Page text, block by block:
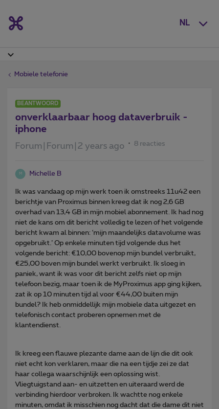
NL
Mobiele telefonie
BEANTWOORD
onverklaarbaar hoog dataverbruik -
iphone
Forum|Forum|2 years ago 8 reacties
M Michelle B
Ik was vandaag op mijn werk toen ik omstreeks 11u42 een
berichtje van Proximus binnen kreeg dat ik nog 2,6 GB
overhad van 13,4 GB in mijn mobiel abonnement. Ik had nog
niet de kans om dit bericht volledig te lezen of het volgende
bericht kwam al binnen: ‘mijn maandelijks datavolume was
opgebruikt.’ Op enkele minuten tijd volgende dus het
volgende bericht: €10,00 bovenop mijn bundel verbruikt,
€25,00 boven mijn bundel werkt verbruikt. Ik sloeg in
paniek, want ik was voor dit bericht zelfs niet op mijn
telefoon bezig, maar toen ik de MyProximus app ging kijken,
zat ik op 10 minuten tijd al voor €44,00 buiten mijn
bundel? Ik heb onmiddellijk mijn mobiele data uitgezet en
telefonisch contact proberen opnemen met de
klantendienst.
Ik kreeg een flauwe plezante dame aan de lijn die dit ook
niet echt kon verklaren, maar die na een tijdje zei ze dat
haar collega waarschijnlijk een oplossing wist.
Vliegtuigstand aan- en uitzetten en uiteraard werd de
verbinding hierdoor verbroken. Ik wachtte nog enkele
minuten, omdat ik misschien nog dacht dat die dame dit niet